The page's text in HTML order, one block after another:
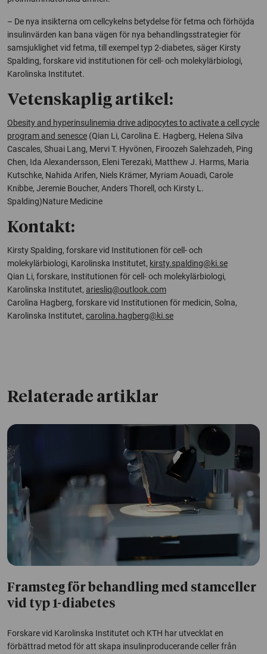
– De nya insikterna om cellcykelns betydelse för fetma och förhöjda
insulinvärden kan bana vägen för nya behandlingsstrategier för
samsjuklighet vid fetma, till exempel typ 2-diabetes, säger Kirsty
Spalding, forskare vid institutionen för cell- och molekylärbiologi,
Karolinska Institutet.
Vetenskaplig artikel:
Obesity and hyperinsulinemia drive adipocytes to activate a cell cycle
program and senesce (Qian Li, Carolina E. Hagberg, Helena Silva
Cascales, Shuai Lang, Mervi T. Hyvönen, Firoozeh Salehzadeh, Ping
Chen, Ida Alexandersson, Eleni Terezaki, Matthew J. Harms, Maria
Kutschke, Nahida Arifen, Niels Krämer, Myriam Aouadi, Carole
Knibbe, Jeremie Boucher, Anders Thorell, och Kirsty L.
Spalding)Nature Medicine
Kontakt:
Kirsty Spalding, forskare vid Institutionen för cell- och
molekylärbiologi, Karolinska Institutet, kirsty.spalding@ki.se
Qian Li, forskare, Institutionen för cell- och molekylärbiologi,
Karolinska Institutet, ariesliq@outlook.com
Carolina Hagberg, forskare vid Institutionen för medicin, Solna,
Karolinska Institutet, carolina.hagberg@ki.se
Relaterade artiklar
Framsteg för behandling med stamceller
vid typ 1-diabetes
Forskare vid Karolinska Institutet och KTH har utvecklat en
förbättrad metod för att skapa insulinproducerande celler från